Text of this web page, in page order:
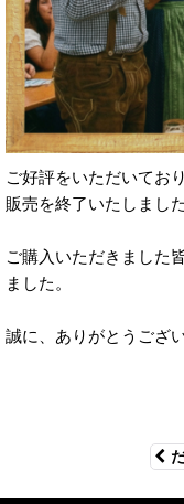
ご好評をいただいてお
販売を終了いたしました
ご購入いただきました
ました。
誠に、ありがとうござ